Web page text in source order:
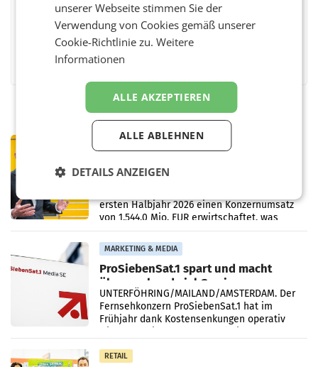
FacebookTwitterMessengerWhatsAppLinkedInXING
PRIMENEWS
ersten Halbjahr trotz schwachem
ersten Halbjahr 2026 einen Konzernumsatz
von 1.544,0 Mio. EUR erwirtschaftet, was
einem Plus von 3,8 Prozent gegenüber dem
Vergleichszeitraum
MARKETING & MEDIA
ProSiebenSat.1 spart und macht
überraschend viel Gewinn
UNTERFÖHRING/MAILAND/AMSTERDAM. Der
Fernsehkonzern ProSiebenSat.1 hat im
Frühjahr dank Kostensenkungen operativ
RETAIL
unserer Webseite stimmen Sie der
Verwendung von Cookies gemäß unserer
Cookie-Richtlinie zu.Weitere
Informationen
ALLE AKZEPTIEREN
ALLE ABLEHNEN
DETAILS ANZEIGEN